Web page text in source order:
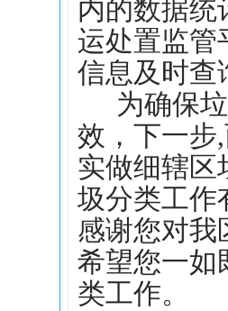
内的数据统
运处置监管
信息及时查
为确保
效，下一步
实做细辖区
圾分类工作
感谢您对我
希望您一如
类工作。